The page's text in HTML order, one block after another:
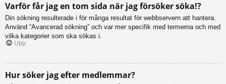
Varför får jag en tom sida när jag försöker söka!?
Din sökning resulterade i för många resultat för webbservern att hantera.
Använd “Avancerad sökning” och var mer specifik med termerna och med
vilka kategorier som ska sökas i.
Upp
Hur söker jag efter medlemmar?